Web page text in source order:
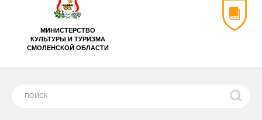
МИНИСТЕРСТВО
КУЛЬТУРЫ И ТУРИЗМА
СМОЛЕНСКОЙ ОБЛАСТИ